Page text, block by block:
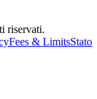
riservati.
Fees & LimitsStato